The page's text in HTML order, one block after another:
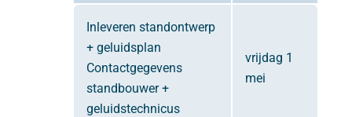
Inleveren standontwerp
+ geluidsplan
Contactgegevens
standbouwer +
geluidstechnicus
vrijdag 1
mei